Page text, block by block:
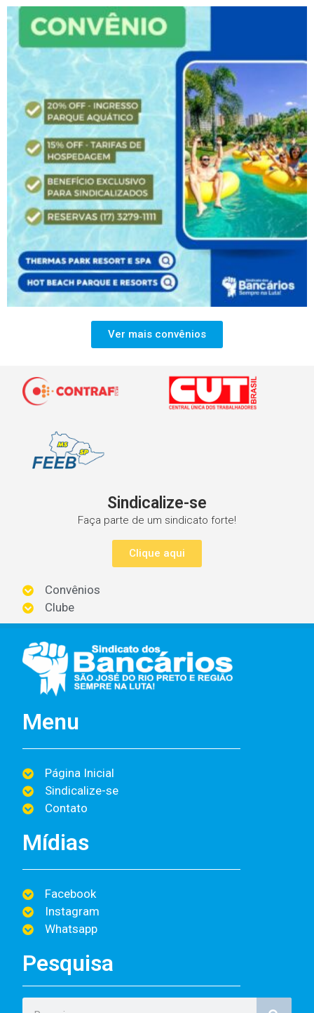
Ver mais convênios
Sindicalize-se
Faça parte de um sindicato forte!
Clique aqui
Convênios
Clube
Menu
Página Inicial
Sindicalize-se
Contato
Mídias
Facebook
Instagram
Whatsapp
Pesquisa